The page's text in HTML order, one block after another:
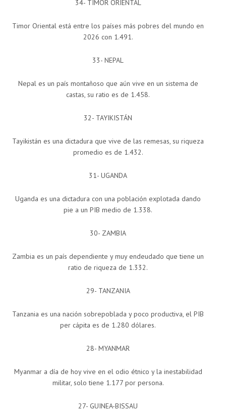
34- TIMOR ORIENTAL
Timor Oriental está entre los países más pobres del mundo en
2026 con 1.491.
33- NEPAL
Nepal es un país montañoso que aún vive en un sistema de
castas, su ratio es de 1.458.
32- TAYIKISTÁN
Tayikistán es una dictadura que vive de las remesas, su riqueza
promedio es de 1.432.
31- UGANDA
Uganda es una dictadura con una población explotada dando
pie a un PIB medio de 1.338.
30- ZAMBIA
Zambia es un país dependiente y muy endeudado que tiene un
ratio de riqueza de 1.332.
29- TANZANIA
Tanzania es una nación sobrepoblada y poco productiva, el PIB
per cápita es de 1.280 dólares.
28- MYANMAR
Myanmar a día de hoy vive en el odio étnico y la inestabilidad
militar, solo tiene 1.177 por persona.
27- GUINEA-BISSAU